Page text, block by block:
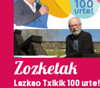
Zozketak
Lazkao Txikik 100 urte!